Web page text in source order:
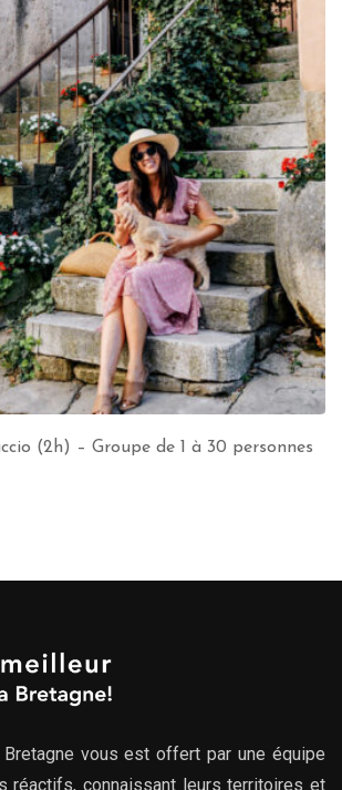
(2h) – Groupe de 1 à 30 personnes
vous est offert par une équipe
réactifs, connaissant leurs territoires et